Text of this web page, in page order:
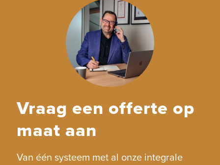
Vraag een offerte op
maat aan
Van één systeem met al onze integrale